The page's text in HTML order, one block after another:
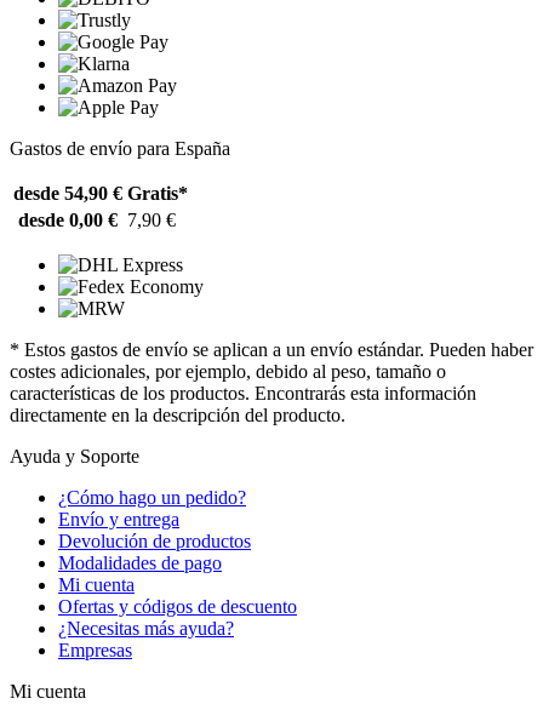
Gastos de envío para España
desde 54,90 € Gratis*
desde 0,00 € 7,90 €
* Estos gastos de envío se aplican a un envío estándar. Pueden haber
costes adicionales, por ejemplo, debido al peso, tamaño o
características de los productos. Encontrarás esta información
directamente en la descripción del producto.
Ayuda y Soporte
¿Cómo hago un pedido?
Envío y entrega
Devolución de productos
Modalidades de pago
Mi cuenta
Ofertas y códigos de descuento
¿Necesitas más ayuda?
Empresas
Mi cuenta